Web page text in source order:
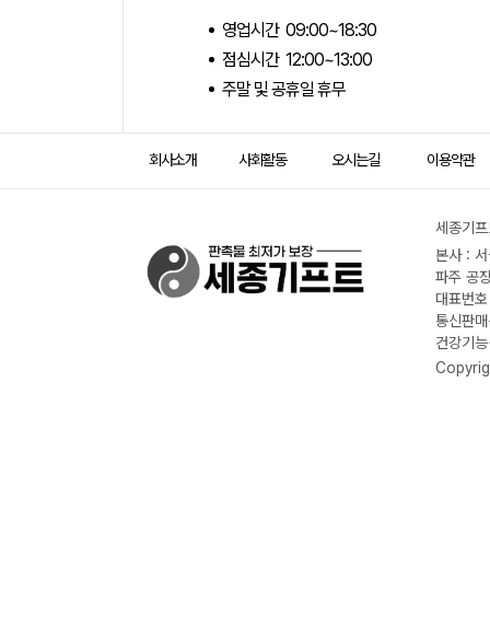
영업시간 09:00~18:30
점심시간 12:00~13:00
주말 및 공휴일 휴무
회사소개 사회활동 오시는길 이용약관
세종기
본사 :
파주 공
대표번
통신판
건강기